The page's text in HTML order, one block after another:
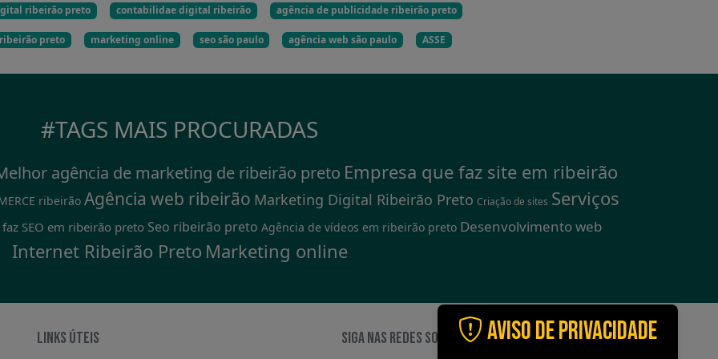
ribeirão preto contabilidae digital ribeirão agência de publicidade ribeirão preto
preto marketing online seo são paulo agência web são paulo ASSE
#TAGS MAIS PROCURADAS
agência de marketing de ribeirão preto Empresa que faz site em ribeirão
ribeirão Agência web ribeirão Marketing Digital Ribeirão Preto Criação de sites Serviços
SEO em ribeirão preto Seo ribeirão preto Agência de vídeos em ribeirão preto Desenvolvimento web
Internet Ribeirão Preto Marketing online
LINKS ÚTEIS SIGA NAS REDES SOCIAIS Aviso de Privacidade